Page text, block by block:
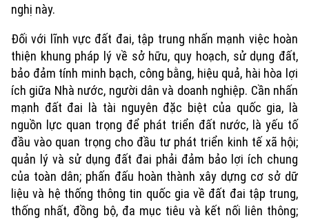
nghị này.
Đối với lĩnh vực đất đai, tập trung nhấn mạnh việc hoàn
thiện khung pháp lý về sở hữu, quy hoạch, sử dụng đất,
bảo đảm tính minh bạch, công bằng, hiệu quả, hài hòa lợi
ích giữa Nhà nước, người dân và doanh nghiệp. Cần nhấn
mạnh đất đai là tài nguyên đặc biệt của quốc gia, là
nguồn lực quan trọng để phát triển đất nước, là yếu tố
đầu vào quan trọng cho đầu tư phát triển kinh tế xã hội;
quản lý và sử dụng đất đai phải đảm bảo lợi ích chung
của toàn dân; phấn đấu hoàn thành xây dựng cơ sở dữ
liệu và hệ thống thông tin quốc gia về đất đai tập trung,
thống nhất, đồng bộ, đa mục tiêu và kết nối liên thông;